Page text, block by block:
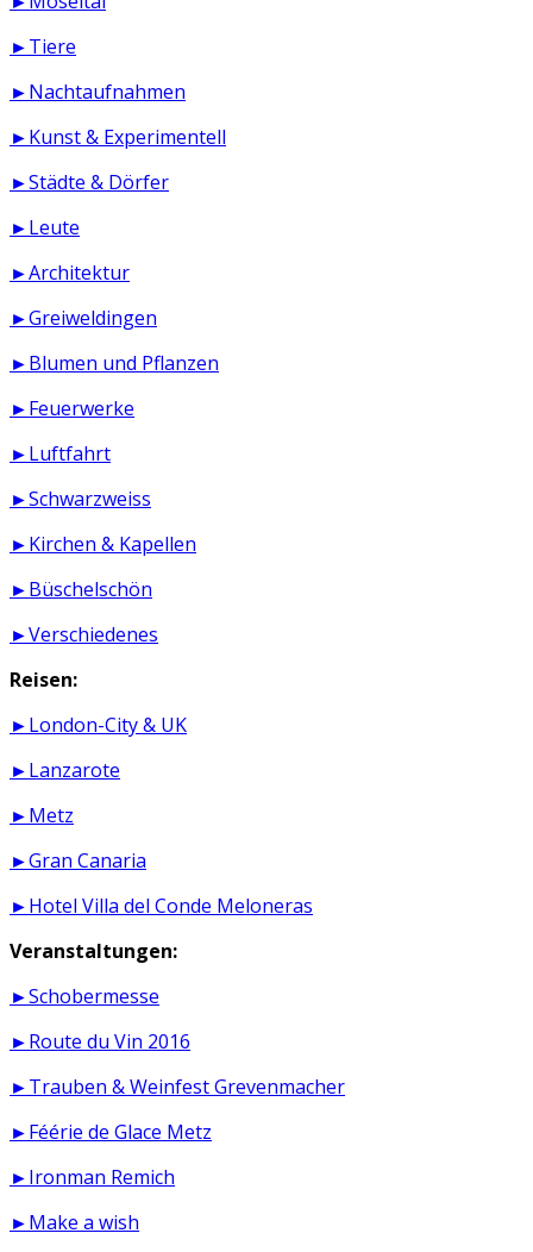
►Tiere
►Nachtaufnahmen
►Kunst & Experimentell
►Städte & Dörfer
►Leute
►Architektur
►Greiweldingen
►Blumen und Pflanzen
►Feuerwerke
►Luftfahrt
►Schwarzweiss
►Kirchen & Kapellen
►Büschelschön
►Verschiedenes
Reisen:
►London-City & UK
►Lanzarote
►Metz
►Gran Canaria
►Hotel Villa del Conde Meloneras
Veranstaltungen:
►Schobermesse
►Route du Vin 2016
►Trauben & Weinfest Grevenmacher
►Féérie de Glace Metz
►Ironman Remich
►Make a wish